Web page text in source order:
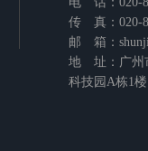
传 真：020-
邮 箱：
地 址：广州
科技园A栋1楼